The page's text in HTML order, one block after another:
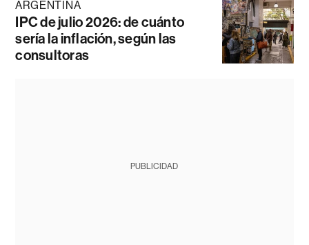
ARGENTINA
IPC de julio 2026: de cuánto
sería la inflación, según las
consultoras
PUBLICIDAD